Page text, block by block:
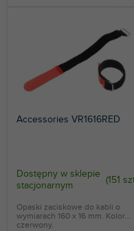
Accessories VR1616RED
Dostępny w sklepie
stacjonarnym
(151
Opaski zaciskowe do kabli o
wymiarach 160 x 16 mm. Kolor
czerwony.